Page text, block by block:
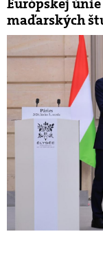
maďarských